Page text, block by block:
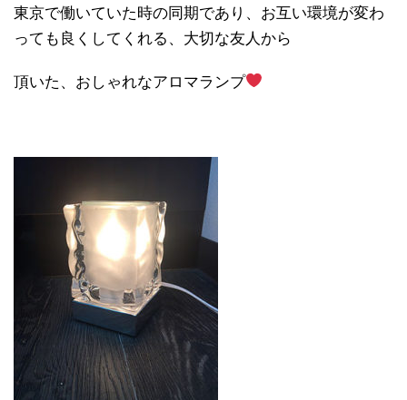
東京で働いていた時の同期であり、お互い環境が変わ
っても良くしてくれる、大切な友人から
頂いた、おしゃれなアロマランプ